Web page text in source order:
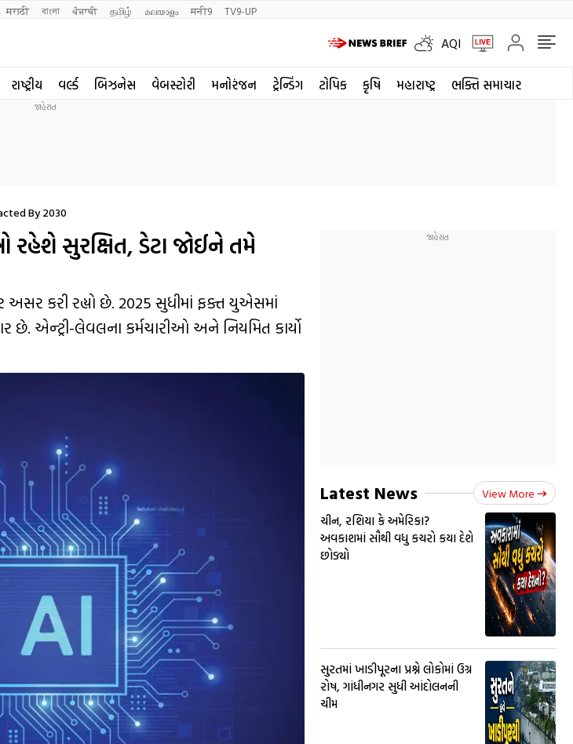
मराठी বাংলা ਪੰਜਾਬੀ தமிழ் മലയാളം मनी9 TV9-UP
AQI
રાષ્ટ્રીય વર્લ્ડ બિઝનેસ વેબસ્ટોરી મનોરંજન ટ્રેન્ડિંગ ટોપિક કૃષિ મહારાષ્ટ્ર ભક્તિ સમાચાર
By 2030
રહેશે સુરક્ષિત, ડેટા જોઈને તમે
અસર કરી રહ્યો છે. 2025 સુધીમાં ફક્ત યુએસમાં
એન્ટ્રી-લેવલના કર્મચારીઓ અને નિયમિત કાર્યો
Latest News View More
ચીન, રશિયા કે અમેરિકા?
અવકાશમાં સૌથી વધુ કચરો કયા દેશે
છોડ્યો
સુરતમાં ખાડીપૂરના પ્રશ્ને લોકોમાં ઉગ્ર
રોષ, ગાંધીનગર સુધી આંદોલનની
ચીમ